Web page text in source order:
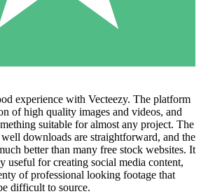
experience with Vecteezy. The platform
of high quality images and videos, and
suitable for almost any project. The
downloads are straightforward, and the
better than many free stock websites. It
useful for creating social media content,
of professional looking footage that
difficult to source.